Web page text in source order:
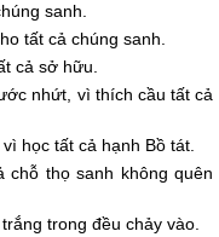
sanh.
tất cả chúng sanh.
cả sở hữu.
nhứt, vì thích cầu tất cả
học tất cả hạnh Bồ tát.
chỗ thọ sanh không quên
trong đều chảy vào.